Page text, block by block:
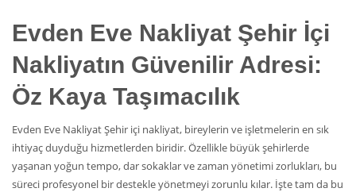
Evden Eve Nakliyat Şehir İçi
Nakliyatın Güvenilir Adresi:
Öz Kaya Taşımacılık
Evden Eve Nakliyat Şehir içi nakliyat, bireylerin ve işletmelerin en sık
ihtiyaç duyduğu hizmetlerden biridir. Özellikle büyük şehirlerde
yaşanan yoğun tempo, dar sokaklar ve zaman yönetimi zorlukları, bu
süreci profesyonel bir destekle yönetmeyi zorunlu kılar. İşte tam da bu